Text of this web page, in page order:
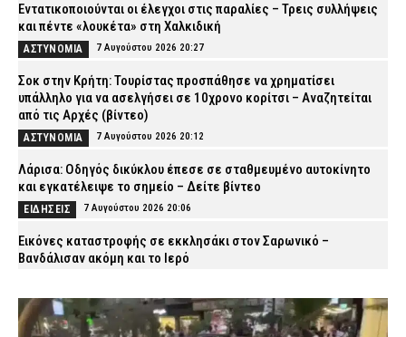
Εντατικοποιούνται οι έλεγχοι στις παραλίες – Τρεις συλλήψεις
και πέντε «λουκέτα» στη Χαλκιδική
ΑΣΤΥΝΟΜΙΑ 7 Αυγούστου 2026 20:27
Σοκ στην Κρήτη: Τουρίστας προσπάθησε να χρηματίσει
υπάλληλο για να ασελγήσει σε 10χρονο κορίτσι – Αναζητείται
από τις Αρχές (βίντεο)
ΑΣΤΥΝΟΜΙΑ 7 Αυγούστου 2026 20:12
Λάρισα: Οδηγός δικύκλου έπεσε σε σταθμευμένο αυτοκίνητο
και εγκατέλειψε το σημείο – Δείτε βίντεο
ΕΙΔΗΣΕΙΣ 7 Αυγούστου 2026 20:06
Εικόνες καταστροφής σε εκκλησάκι στον Σαρωνικό –
Βανδάλισαν ακόμη και το Ιερό
ΠΟΜΑΣ: «Όχι στη συγχώνευση των Μετοχικών Ταμείων των ΕΔ
και των Ειδικών Λογαριασμών Αλληλοβοηθείας»